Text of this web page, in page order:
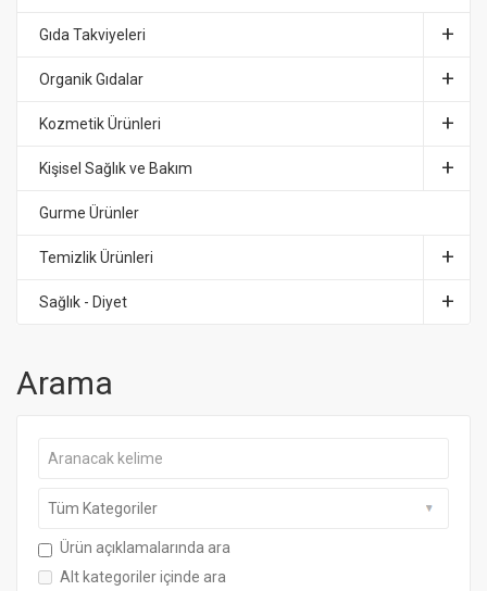
Gıda Takviyeleri
Organik Gıdalar
Kozmetik Ürünleri
Kişisel Sağlık ve Bakım
Gurme Ürünler
Temizlik Ürünleri
Sağlık - Diyet
Arama
Ürün açıklamalarında ara
Alt kategoriler içinde ara